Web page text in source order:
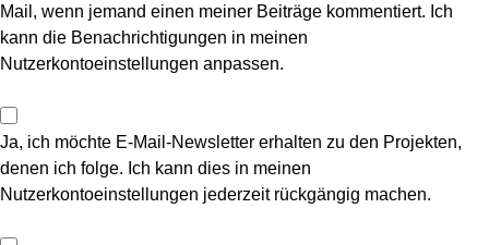
Mail, wenn jemand einen meiner Beiträge kommentiert. Ich
kann die Benachrichtigungen in meinen
Nutzerkontoeinstellungen anpassen.
Ja, ich möchte E-Mail-Newsletter erhalten zu den Projekten,
denen ich folge. Ich kann dies in meinen
Nutzerkontoeinstellungen jederzeit rückgängig machen.